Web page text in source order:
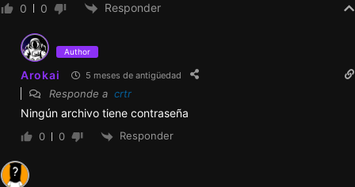
0 0 Responder
Author
Arokai 5 meses de antigüedad
Responde a crtr
Ningún archivo tiene contraseña
0 0 Responder